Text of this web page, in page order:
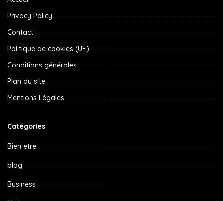
Privacy Policy
Contact
Politique de cookies (UE)
Conditions générales
Plan du site
Mentions Légales
Catégories
Bien etre
blog
Business